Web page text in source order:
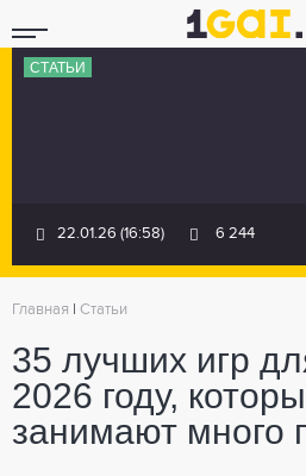
СТАТЬИ
22.01.26 (16:58) 6 244
Главная Статьи
35 лучших игр
2026 году,
занимают много